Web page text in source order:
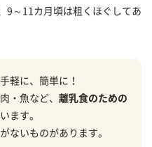
9～11カ月頃は粗くほぐしてあ
軽に、簡単に！
・魚など、 離乳食のための
ます。
ないものがあります。